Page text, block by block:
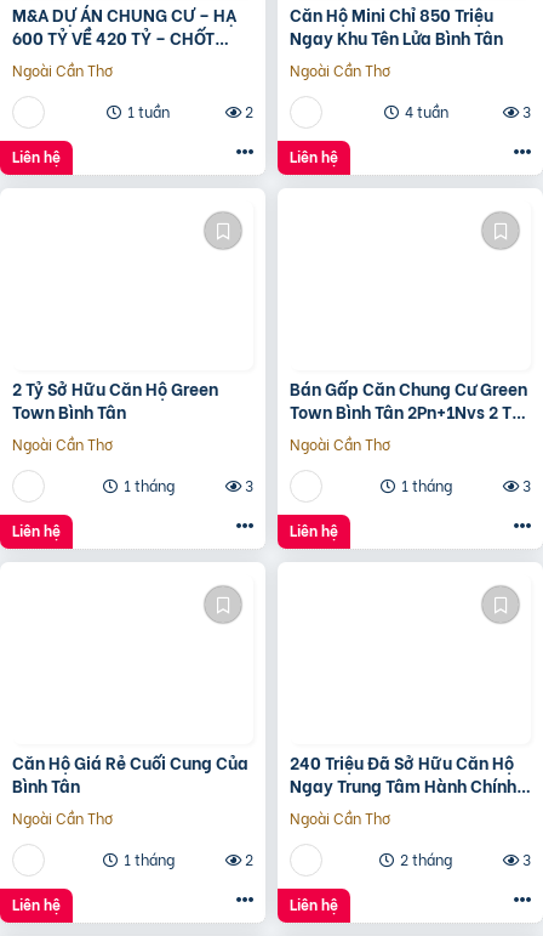
M&A DỰ ÁN CHUNG CƯ – HẠ
600 TỶ VỀ 420 TỶ – CHỐT
LVCC
Ngoài Cần Thơ
1 tuần
2
Liên hệ
Căn Hộ Mini Chỉ 850 Triệu
Ngay Khu Tên Lửa Bình Tân
Ngoài Cần Thơ
4 tuần
3
Liên hệ
2 Tỷ Sở Hữu Căn Hộ Green
Town Bình Tân
Ngoài Cần Thơ
1 tháng
3
Liên hệ
Bán Gấp Căn Chung Cư Green
Town Bình Tân 2Pn+1Nvs 2 Tỷ
2
Ngoài Cần Thơ
1 tháng
3
Liên hệ
Căn Hộ Giá Rẻ Cuối Cung Của
Bình Tân
Ngoài Cần Thơ
1 tháng
2
Liên hệ
240 Triệu Đã Sở Hữu Căn Hộ
Ngay Trung Tâm Hành Chính
Bình Tân
Ngoài Cần Thơ
2 tháng
3
Liên hệ